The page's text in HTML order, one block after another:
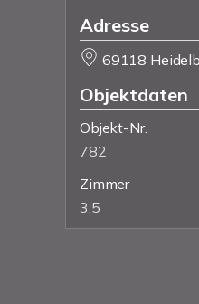
Adresse
69118
Objektdaten
Objekt-Nr.
782
Zimmer
3,5